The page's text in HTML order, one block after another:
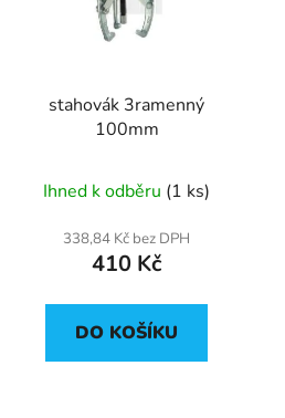
stahovák 3ramenný
100mm
Ihned k odběru (1 ks)
338,84 Kč bez DPH
410 Kč
DO KOŠÍKU